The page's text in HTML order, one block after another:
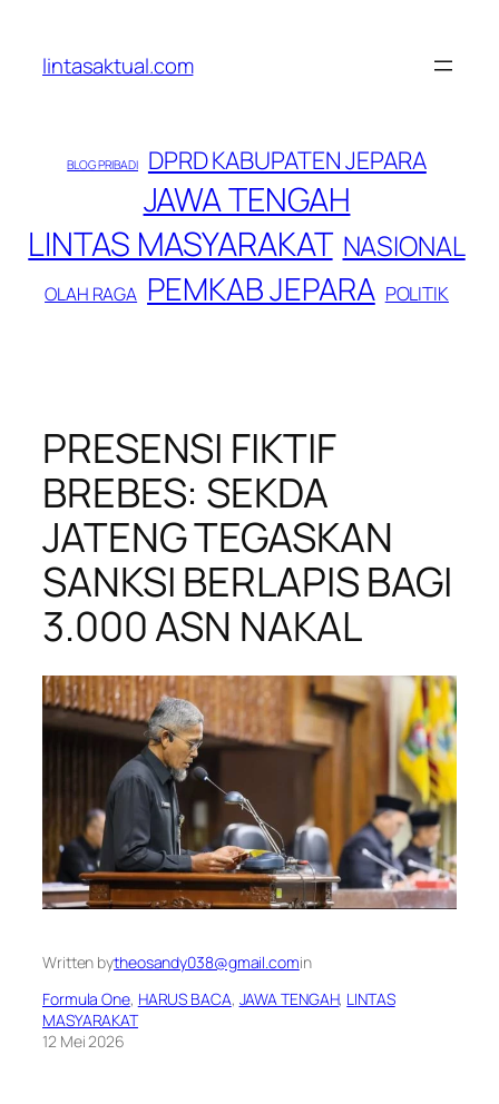
konten
lintasaktual.com
BLOG PRIBADI DPRD KABUPATEN JEPARA
JAWA TENGAH
LINTAS MASYARAKAT NASIONAL
OLAH RAGA PEMKAB JEPARA POLITIK
PRESENSI FIKTIF
BREBES: SEKDA
JATENG TEGASKAN
SANKSI BERLAPIS BAGI
3.000 ASN NAKAL
Written bytheosandy038@gmail.comin
Formula One, HARUS BACA, JAWA TENGAH, LINTAS
MASYARAKAT
12 Mei 2026